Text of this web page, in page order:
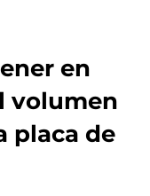
en
volumen
placa de